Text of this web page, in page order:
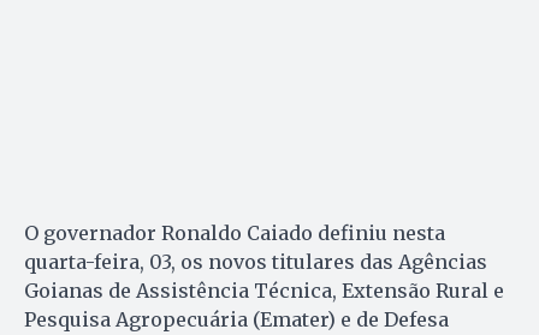
O governador Ronaldo Caiado definiu nesta
quarta-feira, 03, os novos titulares das Agências
Goianas de Assistência Técnica, Extensão Rural e
Pesquisa Agropecuária (Emater) e de Defesa